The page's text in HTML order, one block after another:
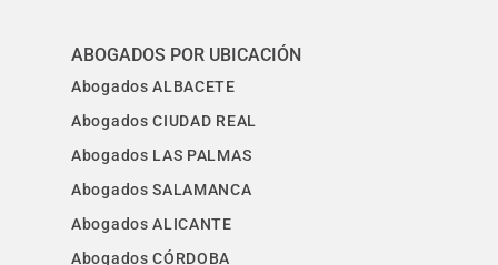
ABOGADOS POR UBICACIÓN
Abogados ALBACETE
Abogados CIUDAD REAL
Abogados LAS PALMAS
Abogados SALAMANCA
Abogados ALICANTE
Abogados CÓRDOBA